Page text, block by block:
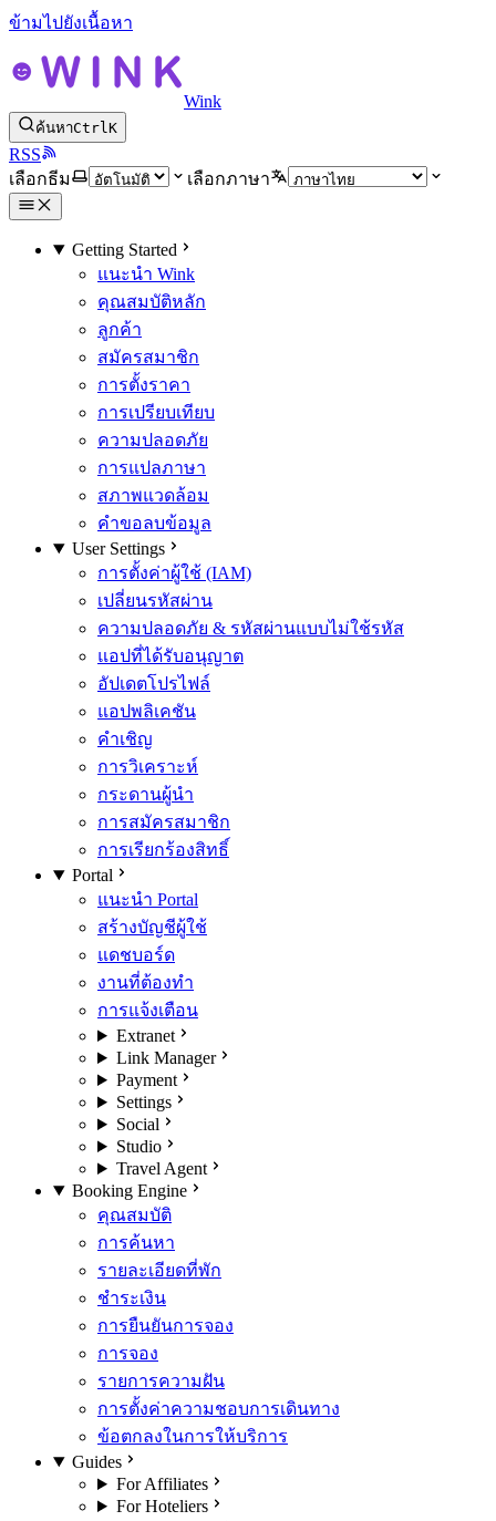
ข้ามไปยังเนื้อหา
Wink
ค้นหาCtrlK
RSS
เลือกธีม
เลือกภาษา
Getting Started
แนะนำ Wink
คุณสมบัติหลัก
ลูกค้า
สมัครสมาชิก
การตั้งราคา
การเปรียบเทียบ
ความปลอดภัย
การแปลภาษา
สภาพแวดล้อม
คำขอลบข้อมูล
User Settings
การตั้งค่าผู้ใช้ (IAM)
เปลี่ยนรหัสผ่าน
ความปลอดภัย & รหัสผ่านแบบไม่ใช้รหัส
แอปที่ได้รับอนุญาต
อัปเดตโปรไฟล์
แอปพลิเคชัน
คำเชิญ
การวิเคราะห์
กระดานผู้นำ
การสมัครสมาชิก
การเรียกร้องสิทธิ์
Portal
แนะนำ Portal
สร้างบัญชีผู้ใช้
แดชบอร์ด
งานที่ต้องทำ
การแจ้งเตือน
Extranet
Link Manager
Payment
Settings
Social
Studio
Travel Agent
Booking Engine
คุณสมบัติ
การค้นหา
รายละเอียดที่พัก
ชำระเงิน
การยืนยันการจอง
การจอง
รายการความฝัน
การตั้งค่าความชอบการเดินทาง
ข้อตกลงในการให้บริการ
Guides
For Affiliates
For Hoteliers